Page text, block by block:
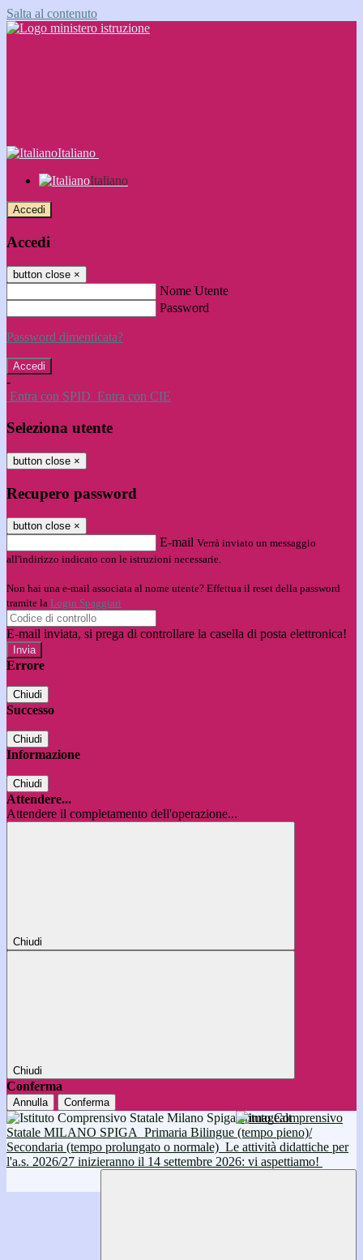
Salta al contenuto
Italiano
Italiano
Accedi
Accedi
button close ×
Nome Utente
Password
Password dimenticata?
-
Entra con SPID Entra con CIE
Seleziona utente
button close ×
Recupero password
button close ×
E-mail Verrà inviato un messaggio
all'indirizzo indicato con le istruzioni necessarie.
Non hai una e-mail associata al nome utente? Effettua il reset della password
tramite la Login Spaggiari
E-mail inviata, si prega di controllare la casella di posta elettronica!
Errore
Chiudi
Successo
Chiudi
Informazione
Chiudi
Attendere...
Attendere il completamento dell'operazione...
Chiudi
Chiudi
Conferma
Annulla Conferma
Istituto Comprensivo
Statale MILANO SPIGA Primaria Bilingue (tempo pieno)/
Secondaria (tempo prolungato o normale) Le attività didattiche per
l'a.s. 2026/27 inizieranno il 14 settembre 2026: vi aspettiamo!